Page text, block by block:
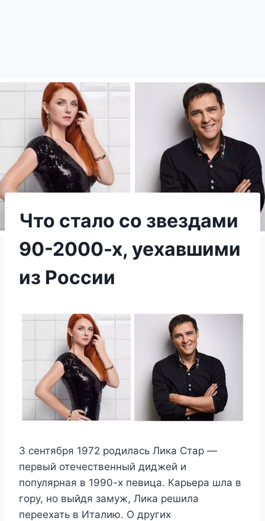
Что стало со звездами
90-2000-х, уехавшими
из России
3 сентября 1972 родилась Лика Стар —
первый отечественный диджей и
популярная в 1990-х певица. Карьера шла в
гору, но выйдя замуж, Лика решила
переехать в Италию. О других